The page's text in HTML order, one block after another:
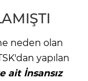
neden olan
yapılan
ait İnsansız